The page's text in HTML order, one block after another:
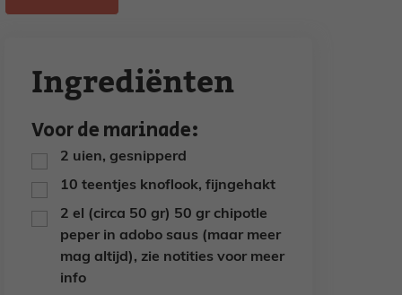
Ingrediënten
Voor de marinade:
▢
2 uien, gesnipperd
▢
10 teentjes knoflook, fijngehakt
▢
2 el (circa 50 gr) 50 gr chipotle
peper in adobo saus (maar meer
mag altijd), zie notities voor meer
info